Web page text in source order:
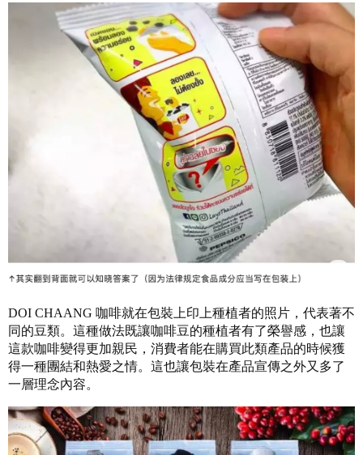
DOI CHAANG 咖啡就在包裝上印上種植者的照片，代表著不
同的豆類。這種做法既讓咖啡豆的種植者有了榮譽感，也讓
這款咖啡變得更加親民，消費者能在購買此類產品的時候獲
得一種團結和熱愛之情。這也讓包裝在產品宣傳之外又多了
一層理念內容。